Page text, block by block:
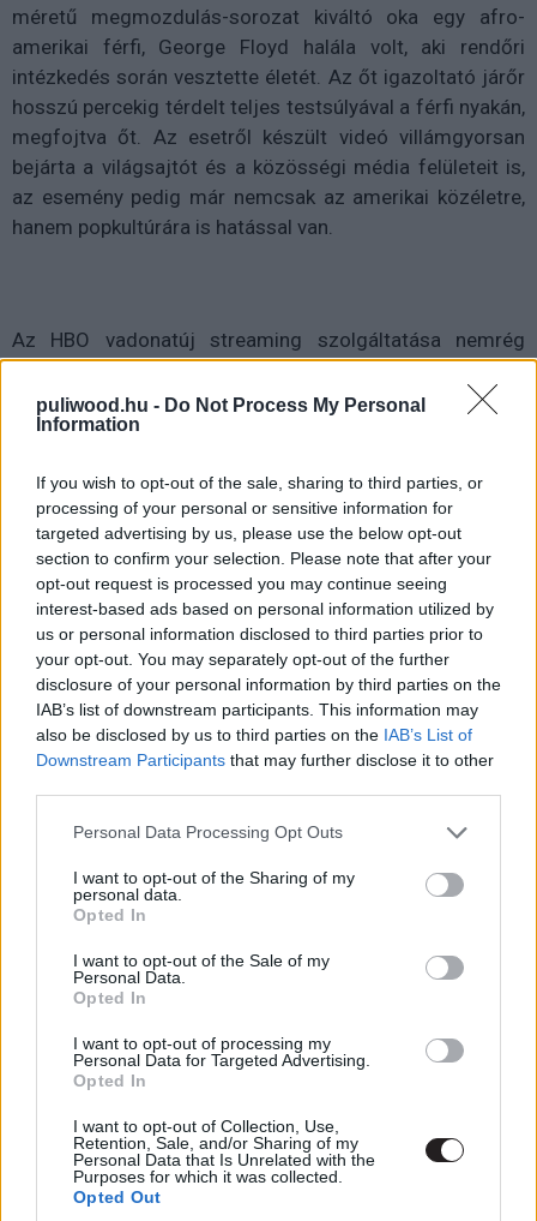
puliwood.hu - Do Not Process My Personal
Information
If you wish to opt-out of the sale, sharing to third parties, or
processing of your personal or sensitive information for
targeted advertising by us, please use the below opt-out
section to confirm your selection. Please note that after your
opt-out request is processed you may continue seeing
interest-based ads based on personal information utilized by
us or personal information disclosed to third parties prior to
your opt-out. You may separately opt-out of the further
disclosure of your personal information by third parties on the
IAB’s list of downstream participants. This information may
also be disclosed by us to third parties on the IAB’s List of
Downstream Participants that may further disclose it to other
Please note that this website/app uses one or more Google
not limited to your visit or usage behaviour. You may click to
grant or deny consent to Google and its third-party tags to
use your data for below specified purposes in below Google
consent section.
Personal Data Processing Opt Outs
I want to opt-out of the Sharing of my
personal data.
Opted In
I want to opt-out of the Sale of my
Personal Data.
Opted In
I want to opt-out of processing my
Personal Data for Targeted Advertising.
Opted In
I want to opt-out of Collection, Use,
Retention, Sale, and/or Sharing of my
Personal Data that Is Unrelated with the
Purposes for which it was collected.
Opted Out
méretű megmozdulás-sorozat kiváltó oka egy afro-
amerikai férfi, George Floyd halála volt, aki rendőri
intézkedés során vesztette életét. Az őt igazoltató járőr
hosszú percekig térdelt teljes testsúlyával a férfi nyakán,
megfojtva őt. Az esetről készült videó villámgyorsan
bejárta a világsajtót és a közösségi média felületeit is,
az esemény pedig már nemcsak az amerikai közéletre,
hanem popkultúrára is hatással van.
Az HBO vadonatúj streaming szolgáltatása nemrég
levette kínálatából az Elfújta a szél című klasszikust,
mondván pozitív színben tünteti fel a rabszolgatartást.
Most pedig a világ talán legismertebb és legrégebb óta
képernyőkről. Az idehaza is ismert Zsaruk (Cops) egy
olyan valóságshow, melyben igazi rendőröket, járőröket,
helyszíni intézkedéseket, bűneseteket láthatunk.
FOX csatornán volt látható, innen költözött a ma
Paramount Network (egykoron Spike) nevet viselő
be, hogy a Zsaruk 1103 rész után lekerül a képernyőről
és nincs tervben sem most, sem a jövőben, hogy
visszatérjen.
Egy idehaza kevésbé ismert, hasonló rendőrös műsor is
áldozata lett a május végén kirobbant